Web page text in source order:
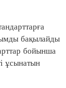
бақылайды
бойынша
ұсынатын